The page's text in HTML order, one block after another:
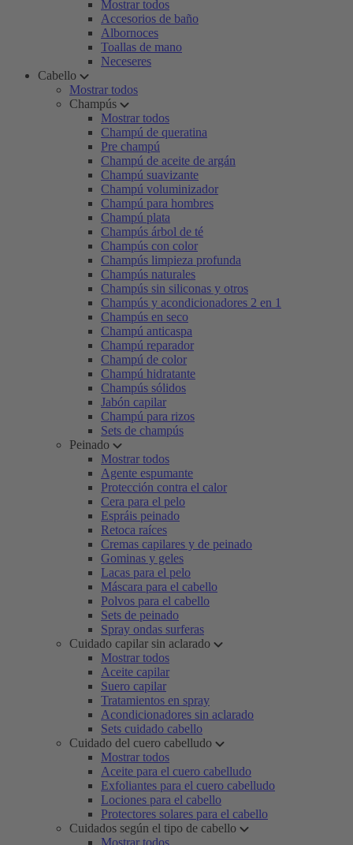
Mostrar todos
Accesorios de baño
Albornoces
Toallas de mano
Neceseres
Cabello
Mostrar todos
Champús
Mostrar todos
Champú de queratina
Pre champú
Champú de aceite de argán
Champú suavizante
Champú voluminizador
Champú para hombres
Champú plata
Champús árbol de té
Champús con color
Champús limpieza profunda
Champús naturales
Champús sin siliconas y otros
Champús y acondicionadores 2 en 1
Champús en seco
Champú anticaspa
Champú reparador
Champú de color
Champú hidratante
Champús sólidos
Jabón capilar
Champú para rizos
Sets de champús
Peinado
Mostrar todos
Agente espumante
Protección contra el calor
Cera para el pelo
Espráis peinado
Retoca raíces
Cremas capilares y de peinado
Gominas y geles
Lacas para el pelo
Máscara para el cabello
Polvos para el cabello
Sets de peinado
Spray ondas surferas
Cuidado capilar sin aclarado
Mostrar todos
Aceite capilar
Suero capilar
Tratamientos en spray
Acondicionadores sin aclarado
Sets cuidado cabello
Cuidado del cuero cabelludo
Mostrar todos
Aceite para el cuero cabelludo
Exfoliantes para el cuero cabelludo
Lociones para el cabello
Protectores solares para el cabello
Cuidados según el tipo de cabello
Mostrar todos